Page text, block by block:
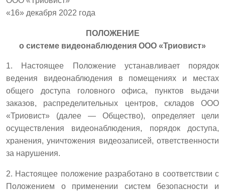
«16» декабря 2022 года
ПОЛОЖЕНИЕ
о системе видеонаблюдения ООО «Триовист»
1. Настоящее Положение устанавливает порядок
ведения видеонаблюдения в помещениях и местах
общего доступа головного офиса, пунктов выдачи
заказов, распределительных центров, складов ООО
«Триовист» (далее — Общество), определяет цели
осуществления видеонаблюдения, порядок доступа,
хранения, уничтожения видеозаписей, ответственности
за нарушения.
2. Настоящее положение разработано в соответствии с
Положением о применении систем безопасности и